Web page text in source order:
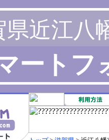
県近江八
ートフ